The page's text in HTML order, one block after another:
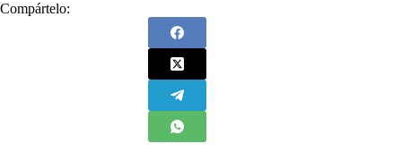
Compártelo: